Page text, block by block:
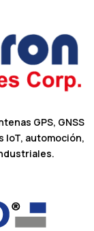
GPS, GNSS
IoT, automoción,